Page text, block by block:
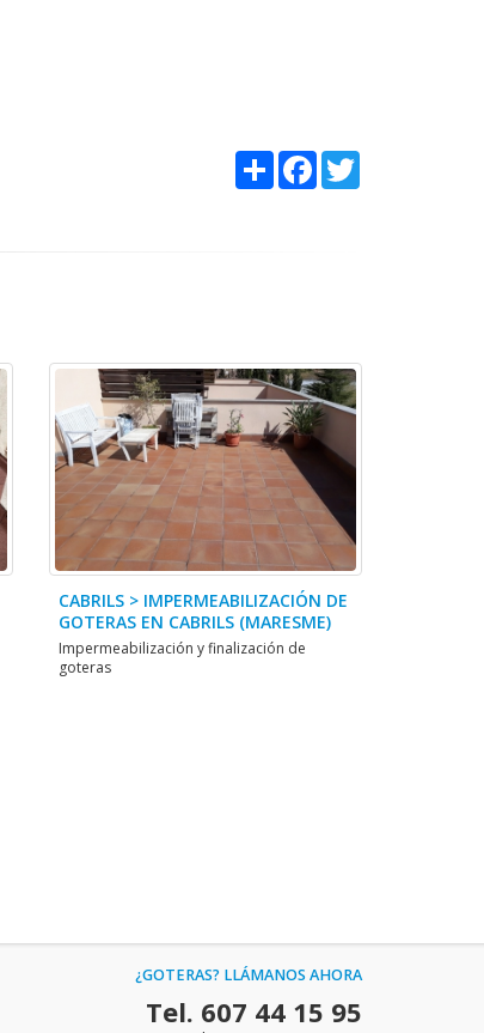
Share Facebook
CABRILS > IMPERMEABILIZACIÓN DE
GOTERAS EN CABRILS (MARESME)
Impermeabilización y finalización de
goteras
¿GOTERAS? LLÁMANOS AHORA
Tel. 607 44 15 95